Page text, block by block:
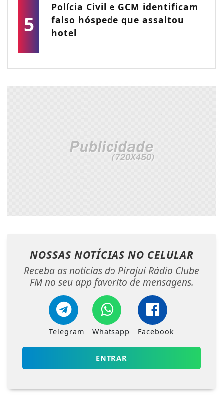
5
Polícia Civil e GCM identificam
falso hóspede que assaltou
hotel
NOSSAS NOTÍCIAS NO CELULAR
Receba as notícias do Pirajuí Rádio Clube
FM no seu app favorito de mensagens.
Telegram Whatsapp Facebook
ENTRAR